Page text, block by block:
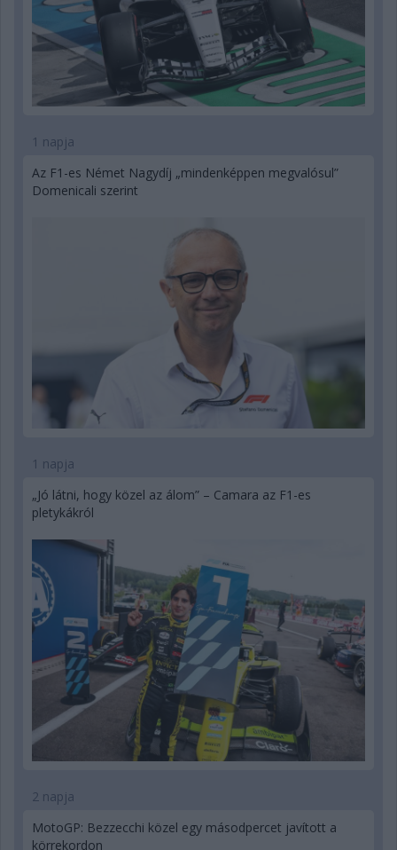
1 napja
Az F1-es Német Nagydíj „mindenképpen megvalósul”
Domenicali szerint
1 napja
„Jó látni, hogy közel az álom” – Camara az F1-es
pletykákról
2 napja
MotoGP: Bezzecchi közel egy másodpercet javított a
körrekordon